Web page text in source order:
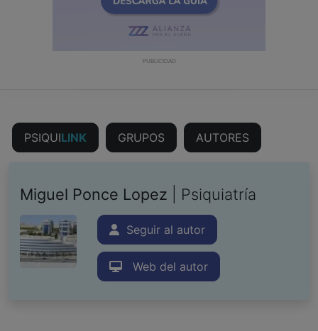
PUBLICIDAD
PSIQUILINK GRUPOS AUTORES
Miguel Ponce Lopez | Psiquiatría
Seguir al autor
Web del autor